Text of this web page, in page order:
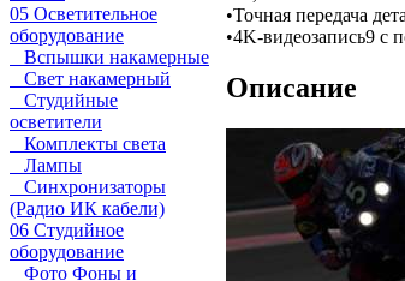
05 Осветительное
оборудование
Вспышки накамерные
Свет накамерный
Студийные
осветители
Комплекты света
Лампы
Синхронизаторы
(Радио ИК кабели)
06 Студийное
оборудование
Фото Фоны и
•Точная передача
•4K-видеозапись9 с
Описание